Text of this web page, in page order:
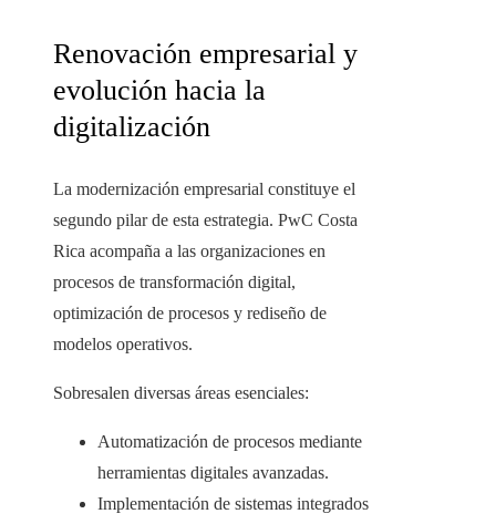
Renovación empresarial y
evolución hacia la
digitalización
La modernización empresarial constituye el
segundo pilar de esta estrategia. PwC Costa
Rica acompaña a las organizaciones en
procesos de transformación digital,
optimización de procesos y rediseño de
modelos operativos.
Sobresalen diversas áreas esenciales:
Automatización de procesos mediante
herramientas digitales avanzadas.
Implementación de sistemas integrados